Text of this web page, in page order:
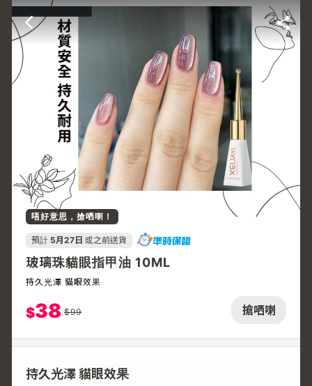
搶哂喇
唔好意思，搶哂喇！
預計 5月27日 或之前送貨
玻璃珠貓眼指甲油 10ML
持久光澤 貓眼效果
$38 $99
持久光澤 貓眼效果